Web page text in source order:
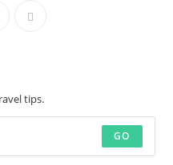
tips.
GO